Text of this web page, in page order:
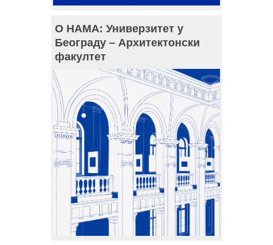
О НАМА: Универзитет у
Београду – Архитектонски
факултет